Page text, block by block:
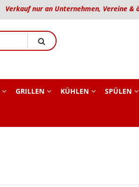
Verkauf nur an Unternehmen, Vereine &
GRILLEN KÜHLEN SPÜLEN